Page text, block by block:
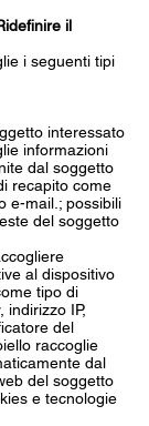
il
i seguenti tipi
interessato
informazioni
dal soggetto
recapito come
e-mail.; possibili
del soggetto
al dispositivo
tipo di
indirizzo IP,
del
raccoglie
dal
del soggetto
e tecnologie